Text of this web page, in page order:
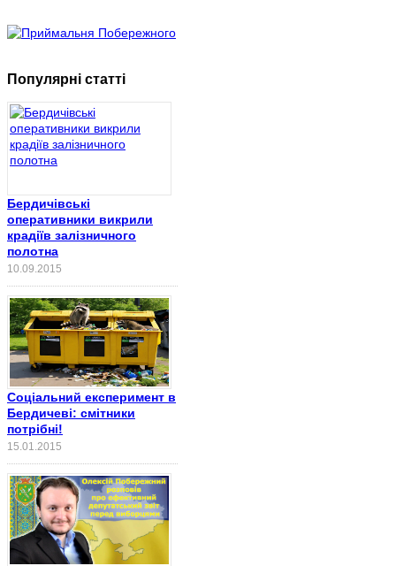
Популярні статті
Бердичівські
оперативники викрили
крадіїв залізничного
полотна
10.09.2015
Соціальний експеримент в
Бердичеві: смітники
потрібні!
15.01.2015